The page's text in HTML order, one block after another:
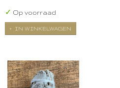
✓ Op voorraad
IN WINKELWAGEN